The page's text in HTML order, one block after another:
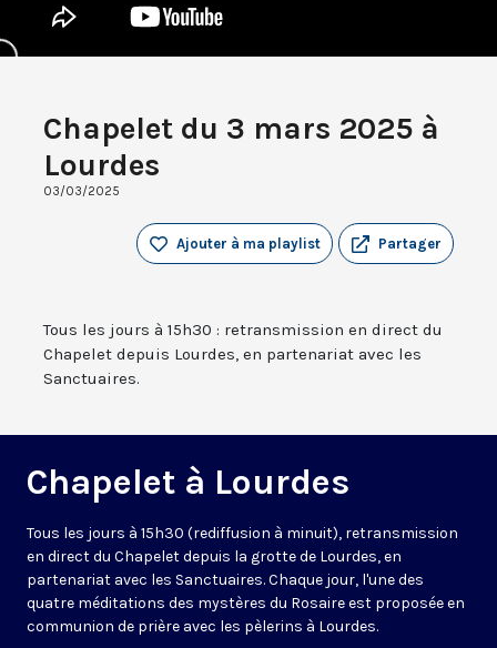
Chapelet du 3 mars 2025 à
Lourdes
03/03/2025
Partager
Ajouter à ma playlist
Tous les jours à 15h30 : retransmission en direct du
Chapelet depuis Lourdes, en partenariat avec les
Sanctuaires.
Chapelet à Lourdes
Tous les jours à 15h30 (rediffusion à minuit), retransmission
en direct du Chapelet depuis la grotte de Lourdes, en
partenariat avec les Sanctuaires. Chaque jour, l'une des
quatre méditations des mystères du Rosaire est proposée en
communion de prière avec les pèlerins à Lourdes.